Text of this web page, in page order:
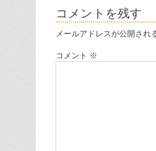
ビ
ゲ
シ
コメントを残す
メールアドレスが公開され
コメント ※